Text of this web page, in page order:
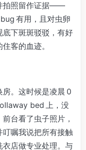
拍照留作证据——
有用，且对虫卵
下斑斑驳驳，有好
客的血迹。
。这时候是凌晨 0
bed 上，没
台看了虫子照片，
叮嘱我说把所有接触
店做专业处理。与